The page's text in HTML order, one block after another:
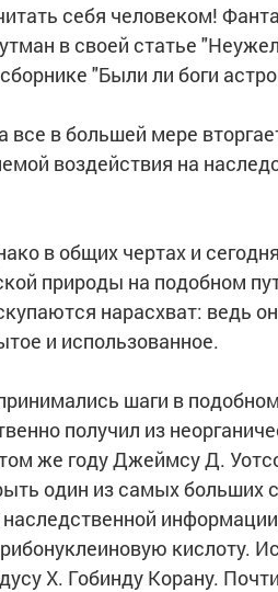
себя человеком!
в своей статье
"Были ли боги
все в большей мере
воздействия на
в общих чертах и
природы на подобном
нарасхват: ведь
и использованное.
шаги в
получил из
же году Джеймсу Д.
один из самых больших
наследственной
кислоту.
X. Гобинду Корану.